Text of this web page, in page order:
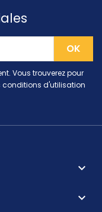
Vous trouverez pour
d'utilisation

